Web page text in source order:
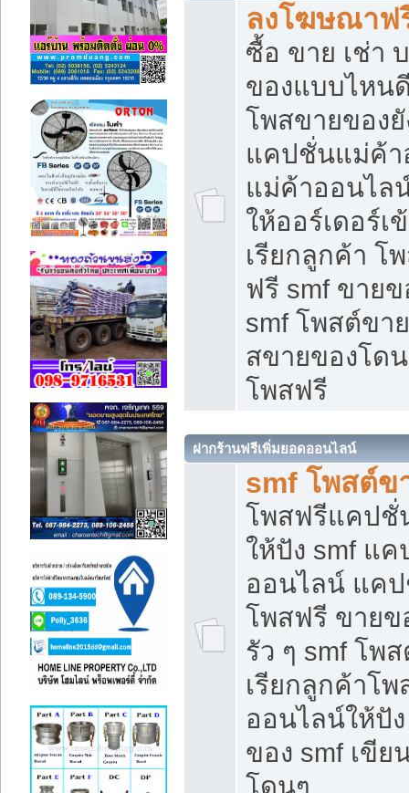
ลงโฆษณาฟ
ซื้อ ขาย เช่า
ของแบบไหน
โพสขายของยั
แคปชั่นแม่ค้
แม่ค้าออนไล
ให้ออร์เดอร์เ
เรียกลูกค้า โ
ฟรี smf ขาย
smf โพสต์ขา
สขายของโด
โพสฟรี
ฝากร้านฟรีเพิ่มยอดออนไลน์
smf โพสต์ข
โพสฟรีแคปชั่
ให้ปัง smf แ
ออนไลน์ แค
โพสฟรี ขายข
รัว ๆ smf โพ
เรียกลูกค้าโ
ออนไลน์ให้ปั
ของ smf เขี
โดนๆ